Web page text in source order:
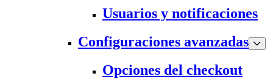
Usuarios y notificaciones
Configuraciones avanzadas
Opciones del checkout